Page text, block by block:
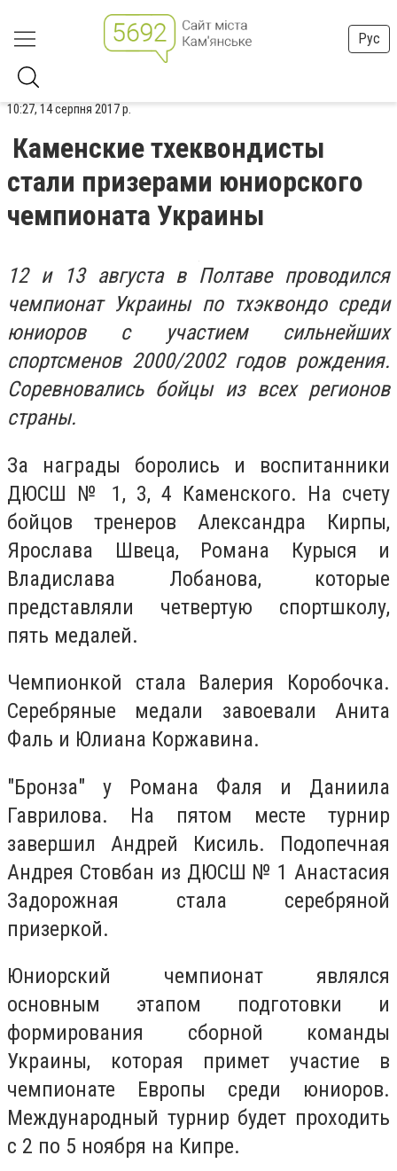
Рус
10:27, 14 серпня 2017 р.
Каменские тхеквондисты
стали призерами юниорского
чемпионата Украины
12 и 13 августа в Полтаве проводился
чемпионат Украины по тхэквондо среди
юниоров с участием сильнейших
спортсменов 2000/2002 годов рождения.
Соревновались бойцы из всех регионов
страны.
За награды боролись и воспитанники
ДЮСШ № 1, 3, 4 Каменского. На счету
бойцов тренеров Александра Кирпы,
Ярослава Швеца, Романа Курыся и
Владислава Лобанова, которые
представляли четвертую спортшколу,
пять медалей.
Чемпионкой стала Валерия Коробочка.
Серебряные медали завоевали Анита
Фаль и Юлиана Коржавина.
"Бронза" у Романа Фаля и Даниила
Гаврилова. На пятом месте турнир
завершил Андрей Кисиль. Подопечная
Андрея Стовбан из ДЮСШ № 1 Анастасия
Задорожная стала серебряной
призеркой.
Юниорский чемпионат являлся
основным этапом подготовки и
формирования сборной команды
Украины, которая примет участие в
чемпионате Европы среди юниоров.
Международный турнир будет проходить
с 2 по 5 ноября на Кипре.